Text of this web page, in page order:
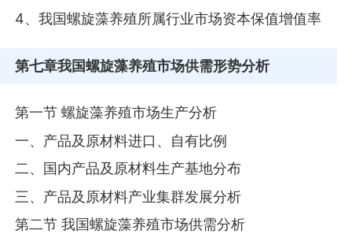
4、我国螺旋藻养殖所属行业市场资本保值增值率
第七章我国螺旋藻养殖市场供需形势分析
第一节 螺旋藻养殖市场生产分析
一、产品及原材料进口、自有比例
二、国内产品及原材料生产基地分布
三、产品及原材料产业集群发展分析
第二节 我国螺旋藻养殖市场供需分析